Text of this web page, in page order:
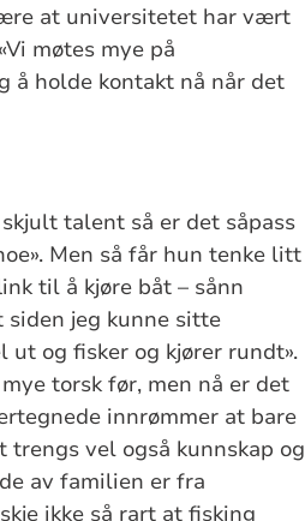
at universitetet har vært
møtes mye på
å holde kontakt nå når det
talent så er det såpass
Men så får hun tenke litt
til å kjøre båt – sånn
jeg kunne sitte
ut og fisker og kjører rundt».
torsk før, men nå er det
innrømmer at bare
vel også kunnskap og
av familien er fra
ikke så rart at fisking